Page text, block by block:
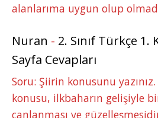
alanlarıma uygun olup
Nuran - 2. Sınıf Türkçe 1.
Sayfa Cevapları
Soru: Şiirin konusunu
konusu, ilkbaharın gelişiyle
canlanması ve